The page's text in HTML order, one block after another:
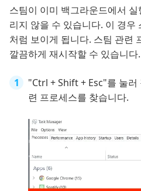
스팀이 이미 백그라운드에서
리지 않을 수 있습니다. 이 경우
처럼 보이게 됩니다. 스팀 관련
깔끔하게 재시작할 수 있습니다.
"Ctrl + Shift + Esc"를 눌러
련 프로세스를 찾습니다.